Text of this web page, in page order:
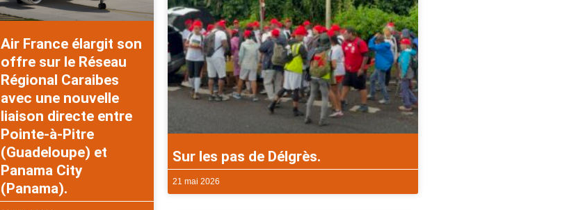
Air France élargit son
offre sur le Réseau
Régional Caraibes
avec une nouvelle
liaison directe entre
Pointe-à-Pitre
(Guadeloupe) et
Panama City
(Panama).
Sur les pas de Délgrès.
21 mai 2026